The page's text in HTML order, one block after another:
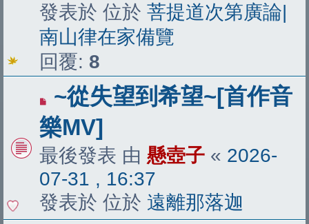
發表於 位於 菩提道次第廣論|
南山律在家備覽
回覆: 8
有
新
文
章
~從失望到希望~[首作音
樂MV]
最後發表 由 懸壺子 « 2026-
07-31 , 16:37
發表於 位於 遠離那落迦